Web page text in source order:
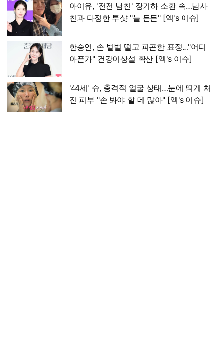
아이유, '전전 남친' 장기하 소환 속…남사
친과 다정한 투샷 "늘 든든" [엑's 이슈]
한승연, 손 벌벌 떨고 피곤한 표정…"어디
아픈가" 건강이상설 확산 [엑's 이슈]
'44세' 슈, 충격적 얼굴 상태…눈에 띄게 처
진 피부 "손 봐야 할 데 많아" [엑's 이슈]